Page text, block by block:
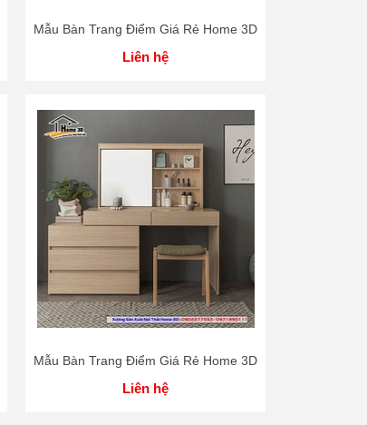
Mẫu Bàn Trang Điểm Giá Rẻ Home 3D
Liên hệ
Mẫu Bàn Trang Điểm Giá Rẻ Home 3D
Liên hệ